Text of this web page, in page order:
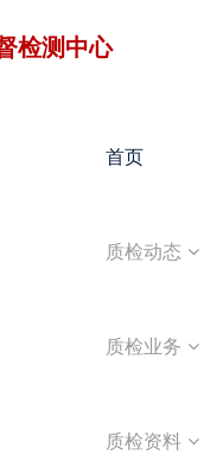
检测中心
首页
质检动态
质检业务
质检资料